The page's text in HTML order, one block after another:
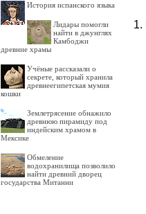
История испанского языка
Лидары помогли
найти в джунглях
Камбоджи
древние храмы
Учёные рассказали о
секрете, который хранила
древнеегипетская мумия
кошки
Землетрясение обнажило
древнюю пирамиду под
индейским храмом в
Мексике
Обмеление
водохранилища позволило
найти древний дворец
государства Митанни